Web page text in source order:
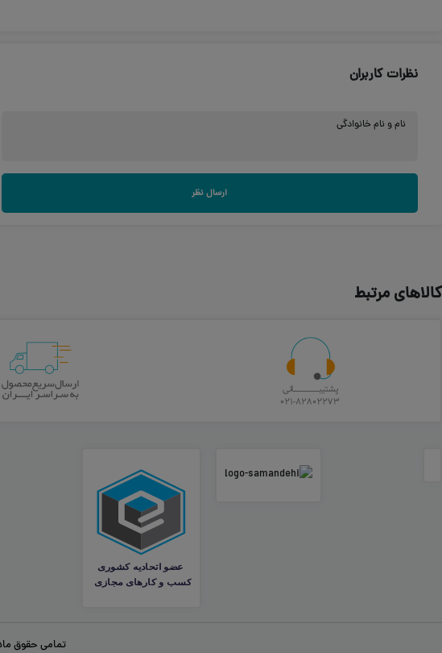
نظرات کاربران
نام و نام خانوادگی
ارسال نظر
کالاهای مرتبط
تمامی حقوق